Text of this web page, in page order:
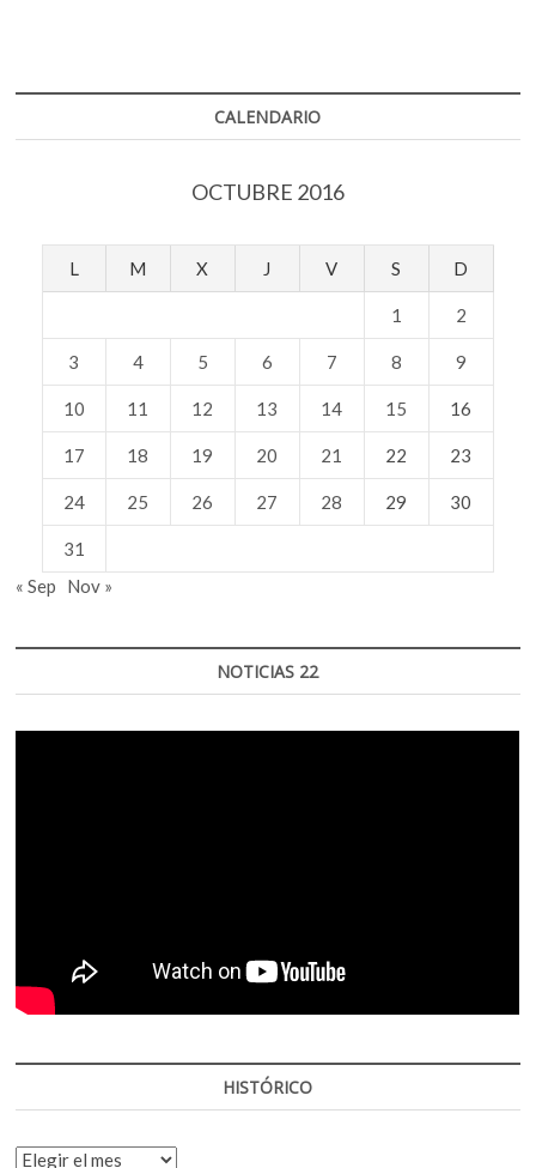
CALENDARIO
OCTUBRE 2016
L M X J V S D
1 2
3 4 5 6 7 8 9
10 11 12 13 14 15 16
17 18 19 20 21 22 23
24 25 26 27 28 29 30
31
« Sep
Nov »
NOTICIAS 22
HISTÓRICO
HISTÓRICO